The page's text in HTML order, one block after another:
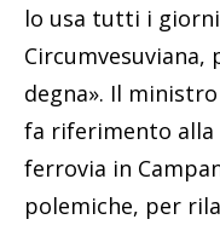
lo usa tutti i
Circumvesuviana,
degna». Il
fa riferimento alla
ferrovia in
polemiche, per